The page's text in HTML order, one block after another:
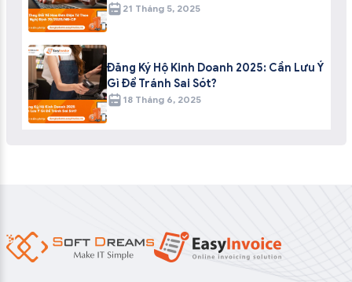
21 Tháng 5, 2025
Đăng Ký Hộ Kinh Doanh 2025: Cần Lưu Ý
Gì Để Tránh Sai Sót?
18 Tháng 6, 2025